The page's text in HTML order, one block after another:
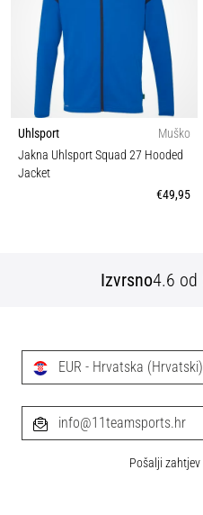
Uhlsport
Muško
Jakna Uhlsport Squad 27 Hooded
Jacket
€49,95
Izvrsno4.6 od
EUR - Hrvatska (Hrvatski)
info@11teamsports.hr
Pošalji